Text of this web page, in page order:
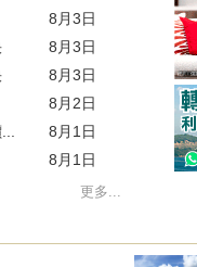
8月3日
8月3日
8月3日
8月2日
8月1日
8月1日
更多...